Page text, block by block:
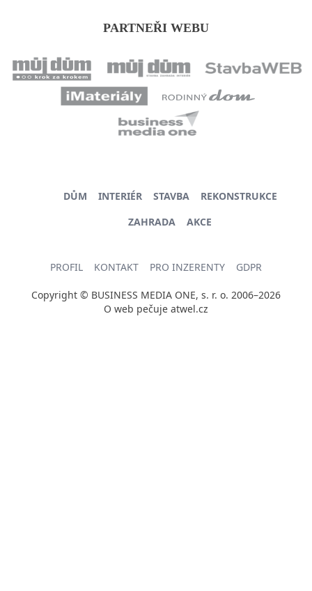
PARTNEŘI WEBU
DŮM INTERIÉR STAVBA
REKONSTRUKCE
ZAHRADA
AKCE
PROFIL KONTAKT PRO INZERENTY GDPR
Copyright © BUSINESS MEDIA ONE, s. r. o. 2006–2026